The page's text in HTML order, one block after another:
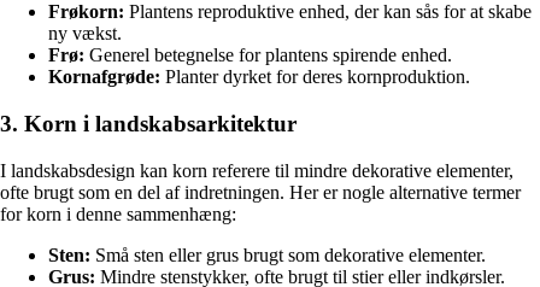
Frøkorn: Plantens reproduktive enhed, der kan sås for at skabe
ny vækst.
Frø: Generel betegnelse for plantens spirende enhed.
Kornafgrøde: Planter dyrket for deres kornproduktion.
3. Korn i landskabsarkitektur
I landskabsdesign kan korn referere til mindre dekorative elementer,
ofte brugt som en del af indretningen. Her er nogle alternative termer
for korn i denne sammenhæng:
Sten: Små sten eller grus brugt som dekorative elementer.
Grus: Mindre stenstykker, ofte brugt til stier eller indkørsler.